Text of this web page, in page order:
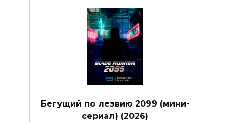
Бегущий по лезвию 2099 (мини-
сериал) (2026)